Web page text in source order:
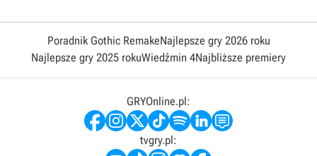
Poradnik Gothic RemakeNajlepsze gry 2026 roku
Najlepsze gry 2025 rokuWiedźmin 4Najbliższe premiery
GRYOnline.pl:
tvgry.pl: